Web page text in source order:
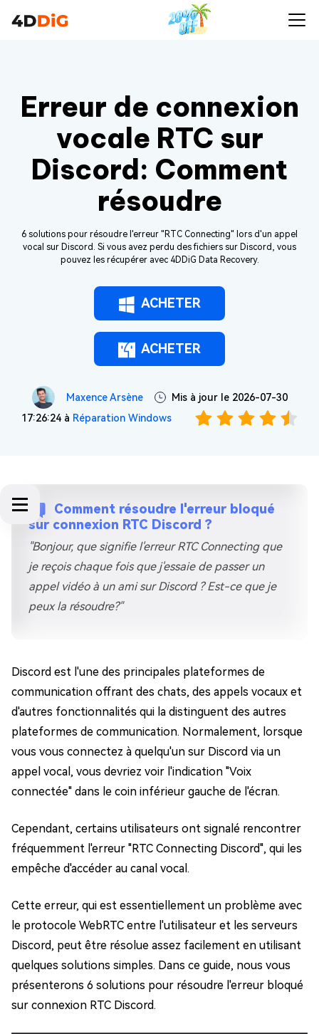
Erreur de connexion
vocale RTC sur
Discord: Comment
résoudre
6 solutions pour résoudre l'erreur "RTC Connecting" lors d'un appel
vocal sur Discord. Si vous avez perdu des fichiers sur Discord, vous
pouvez les récupérer avec 4DDiG Data Recovery.
ACHETER
ACHETER
Maxence Arsène
Mis à jour le 2026-07-30
17:26:24 à Réparation Windows
Comment résoudre l'erreur bloqué
sur connexion RTC Discord ?
"Bonjour, que signifie l'erreur RTC Connecting que
je reçois chaque fois que j'essaie de passer un
appel vidéo à un ami sur Discord ? Est-ce que je
peux la résoudre?"
Discord est l'une des principales plateformes de
communication offrant des chats, des appels vocaux et
d'autres fonctionnalités qui la distinguent des autres
plateformes de communication. Normalement, lorsque
vous vous connectez à quelqu'un sur Discord via un
appel vocal, vous devriez voir l'indication "Voix
connectée" dans le coin inférieur gauche de l'écran.
Cependant, certains utilisateurs ont signalé rencontrer
fréquemment l'erreur "RTC Connecting Discord", qui les
empêche d'accéder au canal vocal.
Cette erreur, qui est essentiellement un problème avec
le protocole WebRTC entre l'utilisateur et les serveurs
Discord, peut être résolue assez facilement en utilisant
quelques solutions simples. Dans ce guide, nous vous
présenterons 6 solutions pour résoudre l'erreur bloqué
sur connexion RTC Discord.